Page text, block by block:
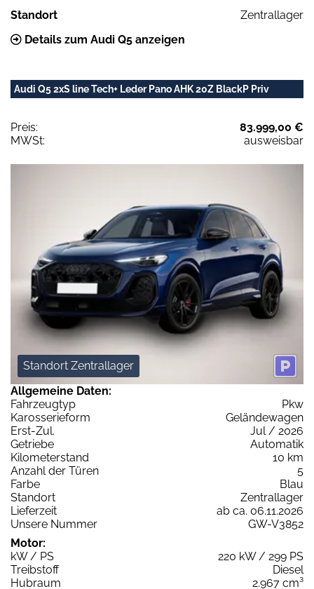
Standort
Zentrallager
Details zum Audi Q5 anzeigen
Audi Q5 2xS line Tech+ Leder Pano AHK 20Z BlackP Priv
Preis:
83.999,00 €
MWSt:
ausweisbar
Standort Zentrallager
Allgemeine Daten:
Fahrzeugtyp
Pkw
Karosserieform
Geländewagen
Erst-Zul.
Jul / 2026
Getriebe
Automatik
Kilometerstand
10 km
Anzahl der Türen
5
Farbe
Blau
Standort
Zentrallager
Lieferzeit
ab ca. 06.11.2026
Unsere Nummer
GW-V3852
Motor:
kW / PS
220 kW / 299 PS
Treibstoff
Diesel
Hubraum
2.967 cm³